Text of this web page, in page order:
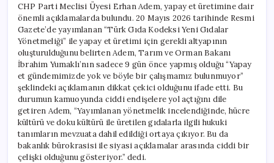
Yönetmeliği
Sofralarda
Yer
Alacak
Uyarısı
için
CHP Parti Meclisi Üyesi Erhan Adem, yapay et üretimine dair
önemli açıklamalarda bulundu. 20 Mayıs 2026 tarihinde Resmi
Gazete’de yayımlanan “Türk Gıda Kodeksi Yeni Gıdalar
Yönetmeliği” ile yapay et üretimi için gerekli altyapının
oluşturulduğunu belirten Adem, Tarım ve Orman Bakanı
İbrahim Yumaklı’nın sadece 9 gün önce yapmış olduğu “Yapay
et gündemimizde yok ve böyle bir çalışmamız bulunmuyor”
şeklindeki açıklamanın dikkat çekici olduğunu ifade etti. Bu
durumun kamuoyunda ciddi endişelere yol açtığını dile
getiren Adem, “Yayımlanan yönetmelik incelendiğinde, hücre
kültürü ve doku kültürü ile üretilen gıdalarla ilgili hukuki
tanımların mevzuata dahil edildiği ortaya çıkıyor. Bu da
bakanlık bürokrasisi ile siyasi açıklamalar arasında ciddi bir
çelişki olduğunu gösteriyor.” dedi.